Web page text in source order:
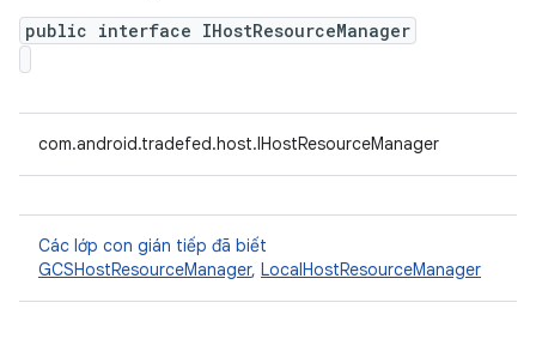
public interface IHostResourceManager
com.android.tradefed.host.IHostResourceManager
Các lớp con gián tiếp đã biết
GCSHostResourceManager, LocalHostResourceManager